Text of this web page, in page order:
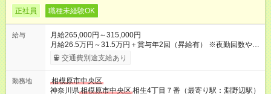
正社員 職種未経験OK
給与
月給265,000円～315,000円
月給26.5万円～31.5万円＋賞与年2回（昇給有） ※夜勤回数や保
有資格・経験等により変動 【試用期間】試用期間あり 試用期間
の長さ：3ヶ月 雇用形態、給与は本採用時と同じです。
交通費別途支給あり
勤務地
相模原市中央区
神奈川県相模原市中央区相生4丁目７番（最寄り駅：淵野辺駅）